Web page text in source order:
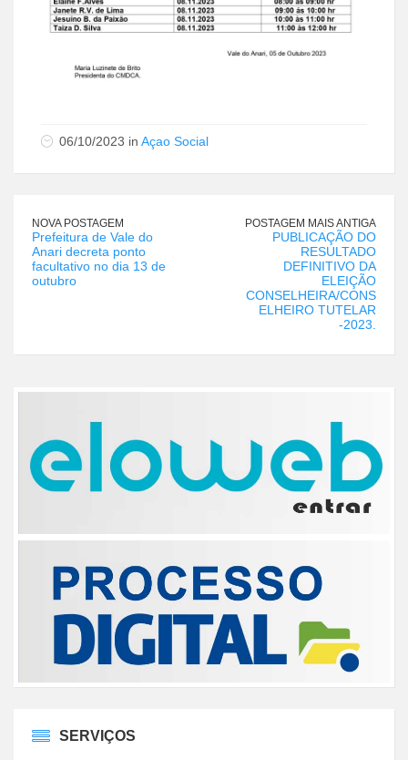
06/10/2023 in Açao Social
NOVA POSTAGEM
Prefeitura de Vale do
Anari decreta ponto
facultativo no dia 13 de
outubro
POSTAGEM MAIS ANTIGA
PUBLICAÇÃO DO
RESULTADO
DEFINITIVO DA
ELEIÇÃO
CONSELHEIRA/CONS
ELHEIRO TUTELAR
-2023.
SERVIÇOS